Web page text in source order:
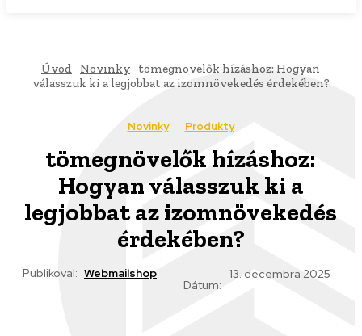
Úvod Novinky
tömegnövelők hízáshoz: Hogyan
válasszuk ki a legjobbat az izomnövekedés érdekében?
Novinky Produkty
tömegnövelők hízáshoz:
Hogyan válasszuk ki a
legjobbat az izomnövekedés
érdekében?
Publikoval: Webmailshop
Dátum:
13. decembra 2025